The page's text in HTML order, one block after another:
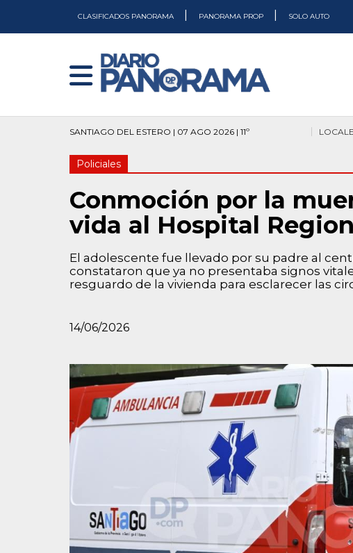
CLASIFICADOS PANORAMA PANORAMA PROP SOLO AUTO
SANTIAGO DEL ESTERO | 07 AGO 2026 | 11º
Policiales
Conmoción por la
vida al Hospital
El adolescente fue llevado por su padre al
constataron que ya no presentaba signos
resguardo de la vivienda para esclarecer las
14/06/2026